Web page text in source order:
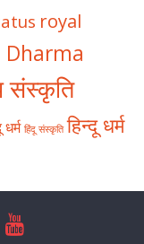
royal
Dharma
संस्कृति
धर्म हिंदू संस्कृति हिन्दू धर्म